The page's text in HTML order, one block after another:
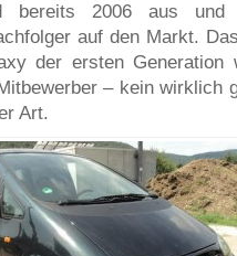
bereits 2006 aus und
auf den Markt.
der ersten Generation
– kein wirklich
Art.